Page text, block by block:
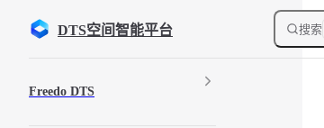
Skip to content
DTS空间智能平台 搜索
Freedo DTS